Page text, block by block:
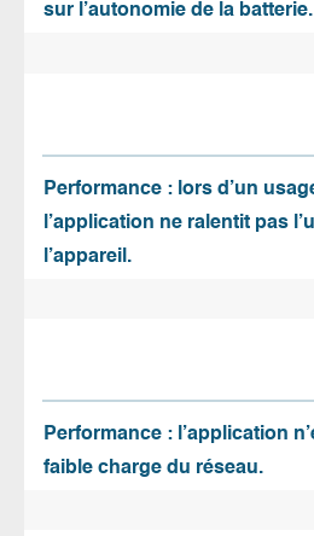
sur l’autonomie de la batterie.
Performance : lors d’un
l’application ne ralentit pas
l’appareil.
Performance : l’application
faible charge du réseau.